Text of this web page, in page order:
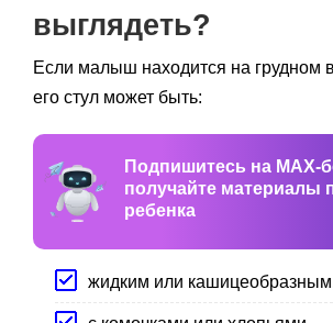
выглядеть?
Если малыш находится на грудном
его стул может быть:
Подпишитесь на MAX-
получайте материалы
ребенка
жидким или